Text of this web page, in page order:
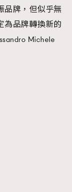
品牌，但似乎無
為品牌轉換新的
Michele